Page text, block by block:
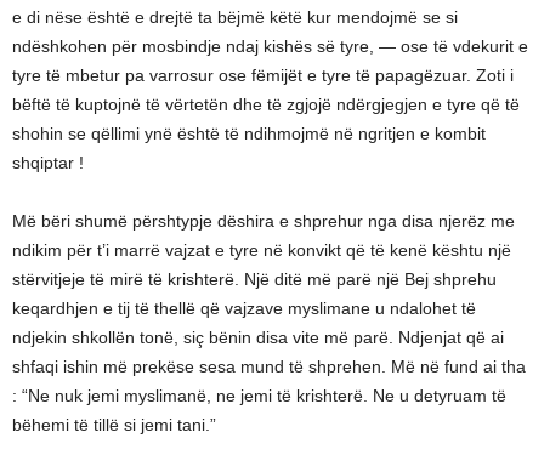
e di nëse është e drejtë ta bëjmë këtë kur mendojmë se si
ndëshkohen për mosbindje ndaj kishës së tyre, — ose të vdekurit e
tyre të mbetur pa varrosur ose fëmijët e tyre të papagëzuar. Zoti i
bëftë të kuptojnë të vërtetën dhe të zgjojë ndërgjegjen e tyre që të
shohin se qëllimi ynë është të ndihmojmë në ngritjen e kombit
shqiptar !
Më bëri shumë përshtypje dëshira e shprehur nga disa njerëz me
ndikim për t’i marrë vajzat e tyre në konvikt që të kenë kështu një
stërvitjeje të mirë të krishterë. Një ditë më parë një Bej shprehu
keqardhjen e tij të thellë që vajzave myslimane u ndalohet të
ndjekin shkollën tonë, siç bënin disa vite më parë. Ndjenjat që ai
shfaqi ishin më prekëse sesa mund të shprehen. Më në fund ai tha
: “Ne nuk jemi myslimanë, ne jemi të krishterë. Ne u detyruam të
bëhemi të tillë si jemi tani.”